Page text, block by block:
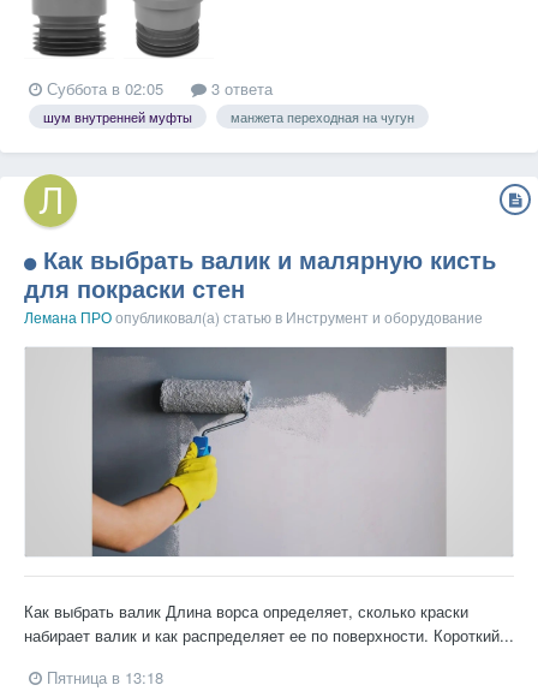
Суббота в 02:05 3 ответа
шум внутренней муфты манжета переходная на чугун
Как выбрать валик и малярную кисть
для покраски стен
Лемана ПРОопубликовал(а) статью в Инструмент и оборудование
Как выбрать валик Длина ворса определяет, сколько краски
набирает валик и как распределяет ее по поверхности. Короткий...
Пятница в 13:18